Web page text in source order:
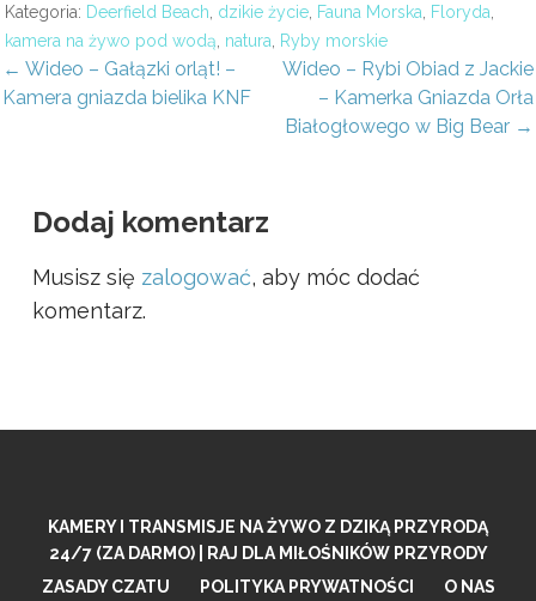
Kategoria: Deerfield Beach dzikie życie Fauna Morska Floryda
kamera na żywo pod wodą natura Ryby morskie
← Wideo – Gałązki orląt! –
Kamera gniazda bielika KNF
Wideo – Rybi Obiad z Jackie
– Kamerka Gniazda Orła
Białogłowego w Big Bear →
Dodaj komentarz
Musisz się zalogować, aby móc dodać
komentarz.
KAMERY I TRANSMISJE NA ŻYWO Z DZIKĄ PRZYRODĄ
24/7 (ZA DARMO) | RAJ DLA MIŁOŚNIKÓW PRZYRODY
ZASADY CZATU
POLITYKA PRYWATNOŚCI O NAS